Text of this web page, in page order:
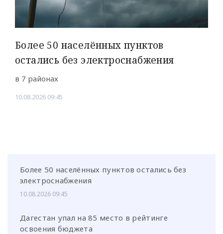
Более 50 населённых пунктов
остались без электроснабжения
в 7 районах
10.08.2026 09:45
Более 50 населённых пунктов остались без
электроснабжения
10.08.2026 09:45
Дагестан упал на 85 место в рейтинге
освоения бюджета